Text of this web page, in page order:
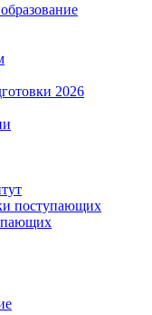
2026
поступающих